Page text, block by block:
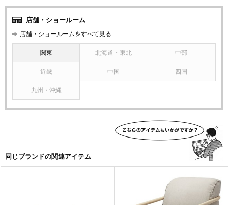
店舗・ショールーム
店舗・ショールームをすべて見る
関東 北海道・東北 中部
近畿 中国 四国
九州・沖縄
同じブランドの関連アイテム